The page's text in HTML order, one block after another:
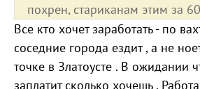
похрен, стариканам этим за 60
Все кто хочет заработать - по
соседние города ездит , а не
точке в Златоусте . В ожидании
заплатит сколько хочешь .